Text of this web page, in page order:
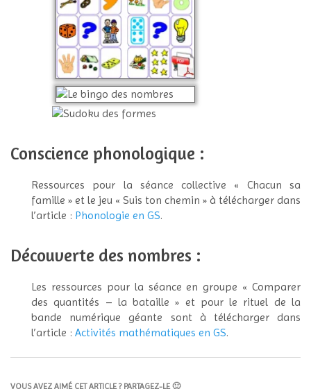
Conscience phonologique :
Ressources pour la séance collective « Chacun sa
famille » et le jeu « Suis ton chemin » à télécharger dans
l’article : Phonologie en GS.
Découverte des nombres :
Les ressources pour la séance en groupe « Comparer
des quantités – la bataille » et pour le rituel de la
bande numérique géante sont à télécharger dans
l’article : Activités mathématiques en GS.
VOUS AVEZ AIMÉ CET ARTICLE ? PARTAGEZ-LE 🙂